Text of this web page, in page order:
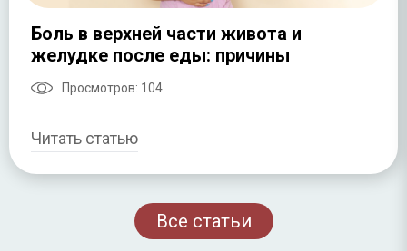
Боль в верхней части живота и
желудке после еды: причины
Просмотров: 104
Читать статью
Все статьи